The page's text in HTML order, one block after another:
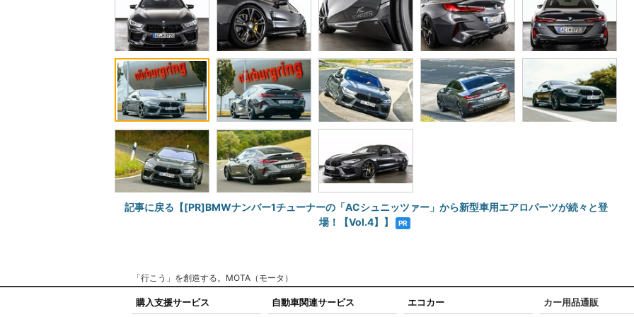
記事に戻る【[PR]BMWナンバー1チューナーの「ACシュニッツァー」から新型車用エアロパーツが続々と登
場！【Vol.4】】
PR
「行こう」を創造する。MOTA（モータ）
購入支援サービス 自動車関連サービス エコカー カー用品通販